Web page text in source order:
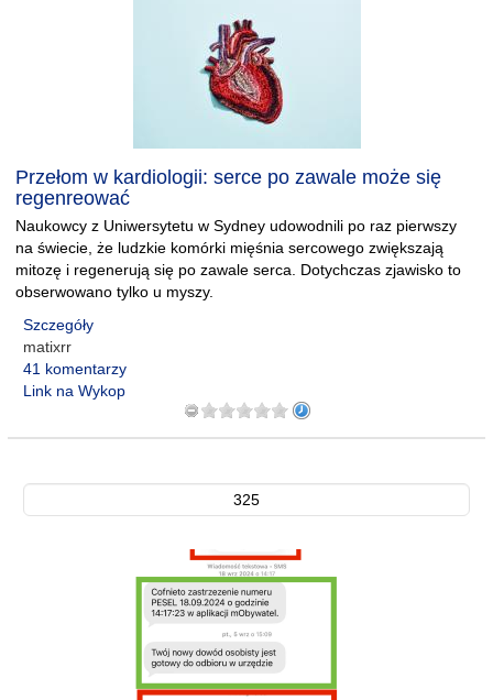
Przełom w kardiologii: serce po zawale może się
regenreować
Naukowcy z Uniwersytetu w Sydney udowodnili po raz pierwszy
na świecie, że ludzkie komórki mięśnia sercowego zwiększają
mitozę i regenerują się po zawale serca. Dotychczas zjawisko to
obserwowano tylko u myszy.
Szczegóły
matixrr
41 komentarzy
Link na Wykop
325